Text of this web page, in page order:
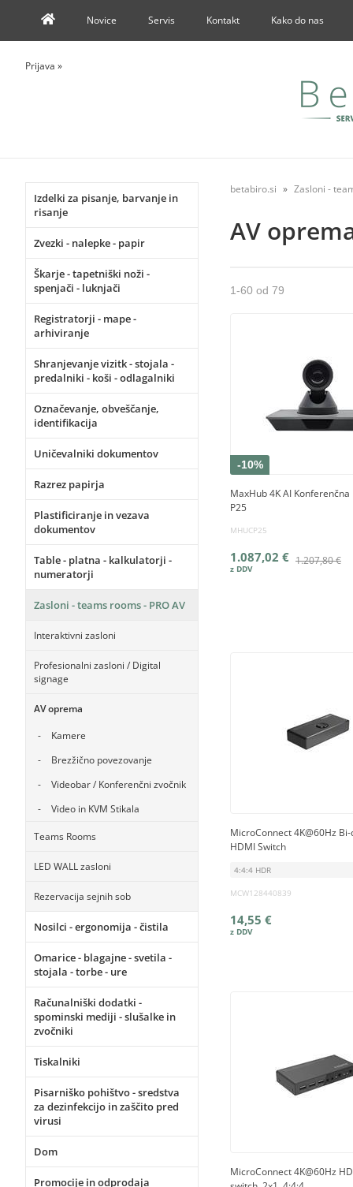
Novice Servis Kontakt Kako do nas
Prijava »
Izdelki za pisanje, barvanje in
risanje
Zvezki - nalepke - papir
Škarje - tapetniški noži -
spenjači - luknjači
Registratorji - mape -
arhiviranje
Shranjevanje vizitk - stojala -
predalniki - koši - odlagalniki
Označevanje, obveščanje,
identifikacija
Uničevalniki dokumentov
Razrez papirja
Plastificiranje in vezava
dokumentov
Table - platna - kalkulatorji -
numeratorji
Zasloni - teams rooms - PRO AV
Interaktivni zasloni
Profesionalni zasloni / Digital
signage
AV oprema
Kamere
Brezžično povezovanje
Videobar / Konferenčni zvočnik
Video in KVM Stikala
Teams Rooms
LED WALL zasloni
Rezervacija sejnih sob
Nosilci - ergonomija - čistila
Omarice - blagajne - svetila -
stojala - torbe - ure
Računalniški dodatki -
spominski mediji - slušalke in
zvočniki
Tiskalniki
Pisarniško pohištvo - sredstva
za dezinfekcijo in zaščito pred
virusi
Dom
Promocije in odprodaja
betabiro.si Zasloni -
AV
1-60 od 79
-10%
MaxHub 4K AI Konferenčna
P25
MHUCP25
1.207,80 €
1.087,02 €
MicroConnect 4K@60Hz
HDMI Switch
4:4:4 HDR
MCW128440839
14,55 €
MicroConnect 4K@60Hz